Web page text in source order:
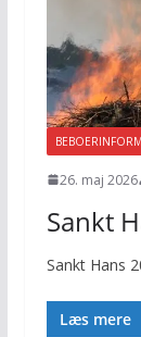
26. maj 2026
Sankt
Sankt Hans
Læs mere